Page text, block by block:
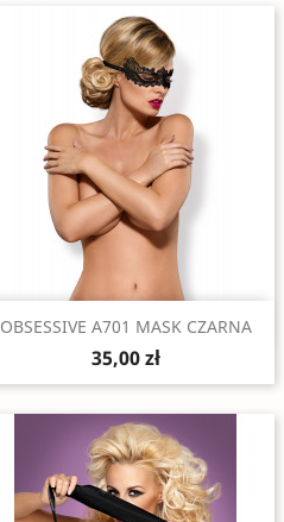
Szybki podgląd
OBSESSIVE A701 MASK CZARNA
35,00 zł